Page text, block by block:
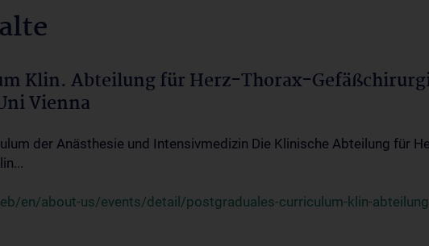
Klin. Abteilung für Herz-Thorax-
Vienna
der Anästhesie und Intensivmedizin Die Klinische Abteilung für
en/about-us/events/detail/postgraduales-curriculum-klin-